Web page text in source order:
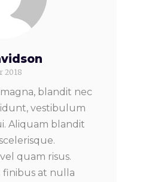
2018
blandit nec
vestibulum
Aliquam blandit
quam risus.
finibus at nulla